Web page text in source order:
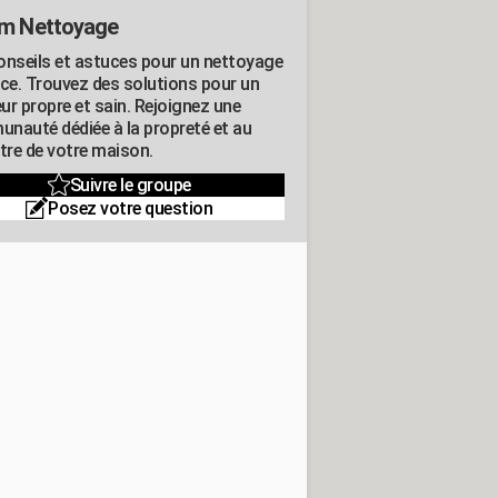
Nettoyage
et astuces pour un nettoyage
Trouvez des solutions pour un
propre et sain. Rejoignez une
dédiée à la propreté et au
de votre maison.
Suivre le groupe
Posez votre question